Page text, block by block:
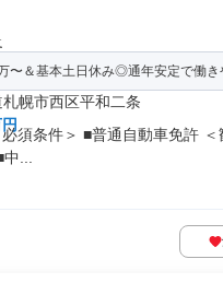
〜＆基本土日休み◎通年安定で働き
幌市西区平和二条
須条件＞ ■普通自動車免許 ＜
...